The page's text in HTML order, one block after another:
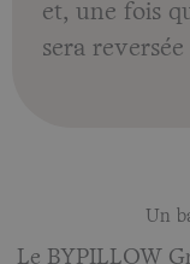
et, une fois
sera
Un
Le BYPILLOW